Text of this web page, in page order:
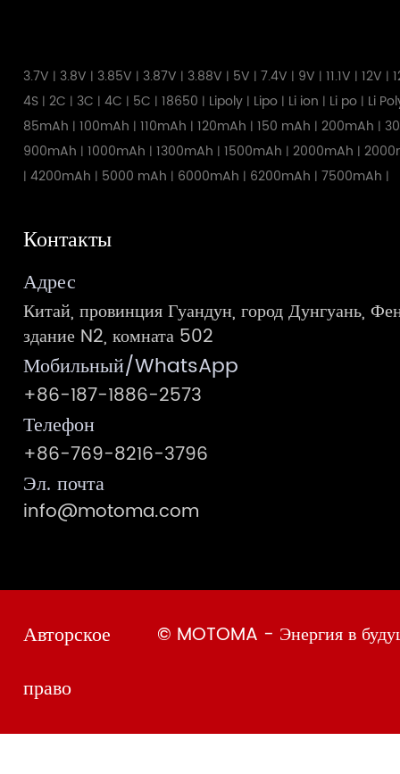
3.7V | 3.8V | 3.85V | 3.87V | 3.88V | 5V |7.4V | 9V |11.1V |12V |
4S |2C | 3C |4C | 5C |18650 | Lipoly | Lipo | Li ion | Li po | Li
85mAh |100mAh |110mAh |120mAh |150 mAh |200mAh |
900mAh |1000mAh |1300mAh |1500mAh |2000mAh |
|4200mAh | 5000 mAh | 6000mAh | 6200mAh |7500mAh |
Контакты
Адрес
Китай, провинция Гуандун, город Дунгуань,
здание N2, комната 502
Мобильный/WhatsApp
+86-187-1886-2573
Телефон
+86-769-8216-3796
Эл. почта
info@motoma.com
Авторское
право
© MOTOMA - Энергия в